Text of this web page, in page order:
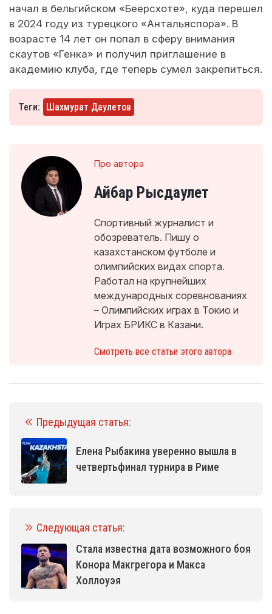
начал в бельгийском «Беерсхоте», куда перешел
в 2024 году из турецкого «Антальяспора». В
возрасте 14 лет он попал в сферу внимания
скаутов «Генка» и получил приглашение в
академию клуба, где теперь сумел закрепиться.
Теги: Шахмурат Даулетов
Про автора
Айбар Рысдаулет
Спортивный журналист и
обозреватель. Пишу о
казахстанском футболе и
олимпийских видах спорта.
Работал на крупнейших
международных соревнованиях
– Олимпийских играх в Токио и
Играх БРИКС в Казани.
Смотреть все статьи этого автора
Предыдущая статья:
Елена Рыбакина уверенно вышла в
четвертьфинал турнира в Риме
Следующая статья:
Стала известна дата возможного боя
Конора Макгрегора и Макса
Холлоуэя